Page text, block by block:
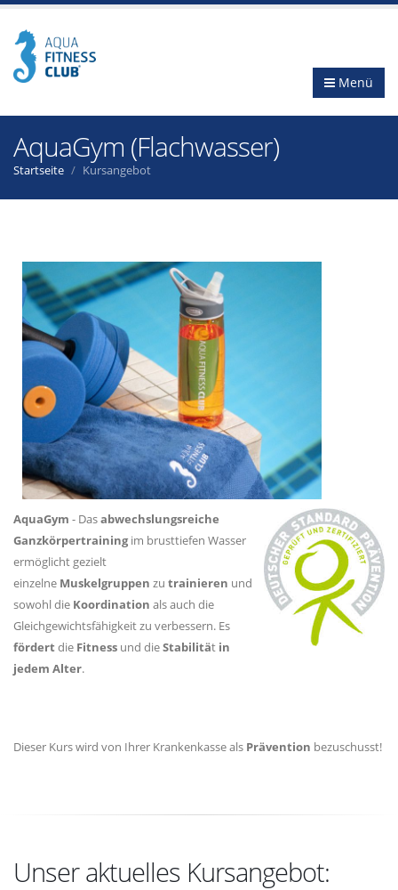
Menü
AquaGym (Flachwasser)
Startseite Kursangebot
AquaGym - Dasabwechslungsreiche
Ganzkörpertrainingim brusttiefen Wasser
ermöglicht gezielt
einzelne Muskelgruppen zu trainieren und
sowohl die Koordination als auch die
Gleichgewichtsfähigkeit zu verbessern. Es
fördert die Fitness und dieStabilität in
jedem Alter.
Dieser Kurs wird von Ihrer Krankenkasse als Prävention bezuschusst!
Unser aktuelles Kursangebot: